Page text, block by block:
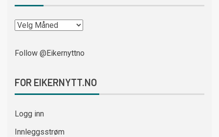
Follow @Eikernyttno
FOR EIKERNYTT.NO
Logg inn
Innleggsstrøm